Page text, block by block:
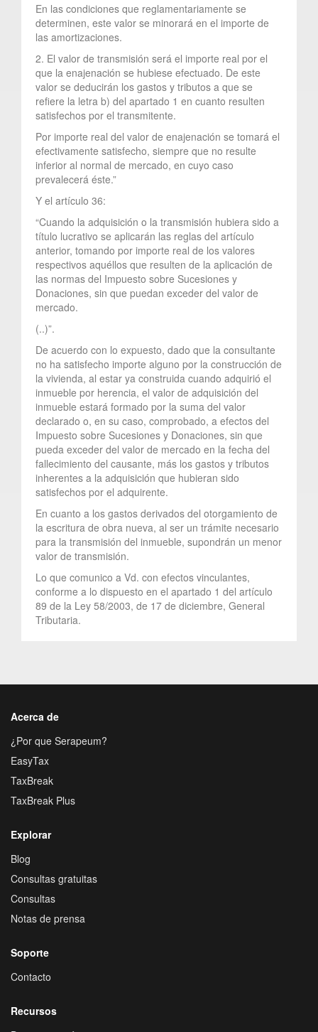
En las condiciones que reglamentariamente se
determinen, este valor se minorará en el importe de
las amortizaciones.
2. El valor de transmisión será el importe real por el
que la enajenación se hubiese efectuado. De este
valor se deducirán los gastos y tributos a que se
refiere la letra b) del apartado 1 en cuanto resulten
satisfechos por el transmitente.
Por importe real del valor de enajenación se tomará el
efectivamente satisfecho, siempre que no resulte
inferior al normal de mercado, en cuyo caso
prevalecerá éste.”
Y el artículo 36:
“Cuando la adquisición o la transmisión hubiera sido a
título lucrativo se aplicarán las reglas del artículo
anterior, tomando por importe real de los valores
respectivos aquéllos que resulten de la aplicación de
las normas del Impuesto sobre Sucesiones y
Donaciones, sin que puedan exceder del valor de
mercado.
(..)”.
De acuerdo con lo expuesto, dado que la consultante
no ha satisfecho importe alguno por la construcción de
la vivienda, al estar ya construida cuando adquirió el
inmueble por herencia, el valor de adquisición del
inmueble estará formado por la suma del valor
declarado o, en su caso, comprobado, a efectos del
Impuesto sobre Sucesiones y Donaciones, sin que
pueda exceder del valor de mercado en la fecha del
fallecimiento del causante, más los gastos y tributos
inherentes a la adquisición que hubieran sido
satisfechos por el adquirente.
En cuanto a los gastos derivados del otorgamiento de
la escritura de obra nueva, al ser un trámite necesario
para la transmisión del inmueble, supondrán un menor
valor de transmisión.
Lo que comunico a Vd. con efectos vinculantes,
conforme a lo dispuesto en el apartado 1 del artículo
89 de la Ley 58/2003, de 17 de diciembre, General
Tributaria.
Acerca de
¿Por que Serapeum?
EasyTax
TaxBreak
TaxBreak Plus
Explorar
Blog
Consultas gratuitas
Consultas
Notas de prensa
Soporte
Contacto
Recursos